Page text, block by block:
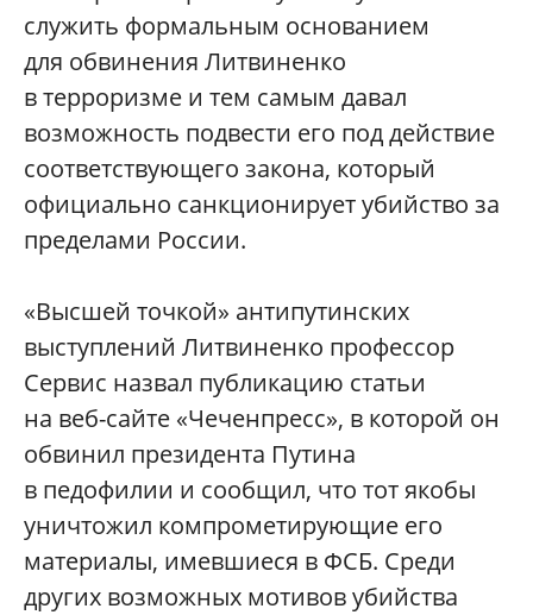
служить формальным основанием
для обвинения Литвиненко
в терроризме и тем самым давал
возможность подвести его под действие
соответствующего закона, который
официально санкционирует убийство за
пределами России.
«Высшей точкой» антипутинских
выступлений Литвиненко профессор
Сервис назвал публикацию статьи
на веб-сайте «Чеченпресс», в которой он
обвинил президента Путина
в педофилии и сообщил, что тот якобы
уничтожил компрометирующие его
материалы, имевшиеся в ФСБ. Среди
других возможных мотивов убийства